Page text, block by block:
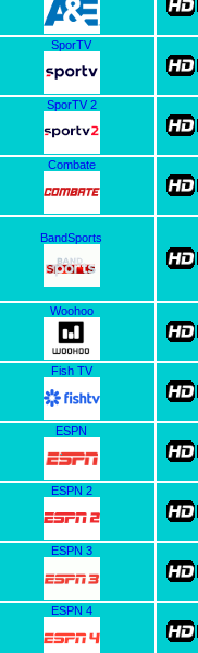
SporTV
SporTV 2
Combate
BandSports
Woohoo
Fish TV
ESPN
ESPN 2
ESPN 3
ESPN 4